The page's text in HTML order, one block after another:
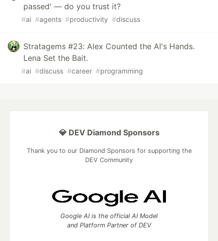
passed' — do you trust it?
#ai #agents #productivity #discuss
Stratagems #23: Alex Counted the AI's Hands.
Lena Set the Bait.
#ai #discuss #career #programming
💎 DEV Diamond Sponsors
Thank you to our Diamond Sponsors for supporting the
DEV Community
Google AI is the official AI Model
and Platform Partner of DEV